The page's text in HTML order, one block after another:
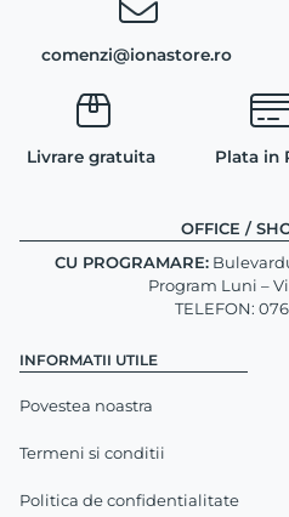
comenzi@ionastore.ro
Livrare gratuita Plata in
INFORMATII UTILE
Povestea noastra
Termeni si conditii
Politica de confidentialitate
OFFICE /
CU PROGRAMARE:
Program Luni –
TELEFON: